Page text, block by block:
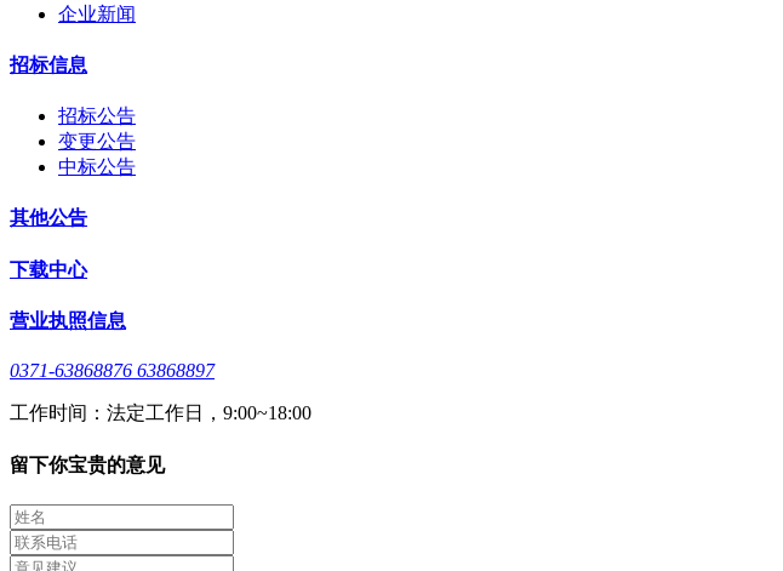
企业新闻
招标信息
招标公告
变更公告
中标公告
其他公告
下载中心
营业执照信息
0371-63868876 63868897
工作时间：法定工作日，9:00~18:00
留下你宝贵的意见